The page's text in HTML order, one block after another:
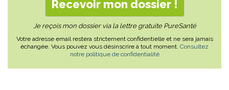
Je reçois mon dossier via la lettre gratuite PureSanté
Votre adresse email restera strictement confidentielle et ne sera jamais
échangée. Vous pouvez vous désinscrire à tout moment. Consultez
notre politique de confidentialité